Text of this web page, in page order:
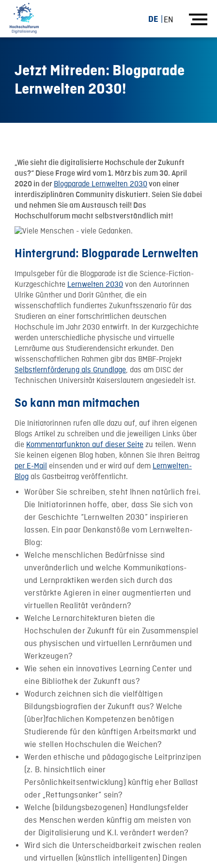
DE EN
Jetzt Mitreden: Blogparade
Lernwelten 2030!
„Wie sieht die digitalisierte Hochschule der Zukunft
aus?“ Diese Frage wird vom 1. März bis zum 30. April
2020 in derBlogparade Lernwelten 2030von einer
interdisziplinären Community diskutiert. Seien Sie dabei
und nehmen Sie am Austausch teil! Das
Hochschulforum macht selbstverständlich mit!
Hintergrund: Blogparade Lernwelten
Impulsgeber für die Blogparade ist die Science-Fiction-
Kurzgeschichte Lernwelten 2030 von den Autorinnen
Ulrike Günther und Dorit Günther, die ein
wissenschaftlich fundiertes Zukunftsszenario für das
Studieren an einer fortschrittlichen deutschen
Hochschule im Jahr 2030 entwirft. In der Kurzgechichte
werden unterschiedliche physische und virtuelle
Lernräume aus Studierendensicht erkundet. Den
wissenschaftlichen Rahmen gibt das BMBF-Projekt
Selbstlernförderung als Grundlage, das am DISC der
Technischen Universität Kaiserslautern angesiedelt ist.
So kann man mitmachen
Die Initiatorinnen rufen alle dazu auf, auf ihren eigenen
Blogs Artikel zu schreiben und die jeweiligen Links über
die Kommentarfunkton auf dieser Seite zu teilen. Wenn
Sie keinen eigenen Blog haben, können Sie Ihren Beitrag
per E-Mail einsenden und er wird auf dem Lernwelten-
Blog als Gastbeitrag veröffentlicht.
Worüber Sie schreiben, steht Ihnen natürlich frei.
Die Initiatorinnen hoffe, aber, dass Sie sich von
der Geschichte “Lernwelten 2030” inspirieren
lassen. Ein paar Denkanstöße vom Lernwelten-
Blog:
Welche menschlichen Bedürfnisse sind
unveränderlich und welche Kommunikations-
und Lernpraktiken werden sich durch das
verstärkte Agieren in einer augmentierten und
virtuellen Realität verändern?
Welche Lernarchitekturen bieten die
Hochschulen der Zukunft für ein Zusammenspiel
aus physischen und virtuellen Lernräumen und
Werkzeugen?
Wie sehen ein innovatives Learning Center und
eine Bibliothek der Zukunft aus?
Wodurch zeichnen sich die vielfältigen
Bildungsbiografien der Zukunft aus? Welche
(über)fachlichen Kompetenzen benötigen
Studierende für den künftigen Arbeitsmarkt und
wie stellen Hochschulen die Weichen?
Werden ethische und pädagogische Leitprinzipen
(z. B. hinsichtlich einer
Persönlichkeitsentwicklung) künftig eher Ballast
oder „Rettungsanker“ sein?
Welche (bildungsbezogenen) Handlungsfelder
des Menschen werden künftig am meisten von
der Digitalisierung und K.I. verändert werden?
Wird sich die Unterscheidbarkeit zwischen realen
und virtuellen (künstlich intelligenten) Dingen